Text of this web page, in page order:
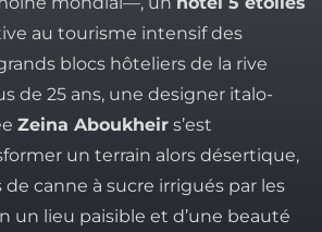
au tourisme intensif des
blocs hôteliers de la rive
de 25 ans, une designer italo-
Zeina Aboukheirs’est
un terrain alors désertique,
canne à sucre irrigués par les
un lieu paisible et d’une beauté